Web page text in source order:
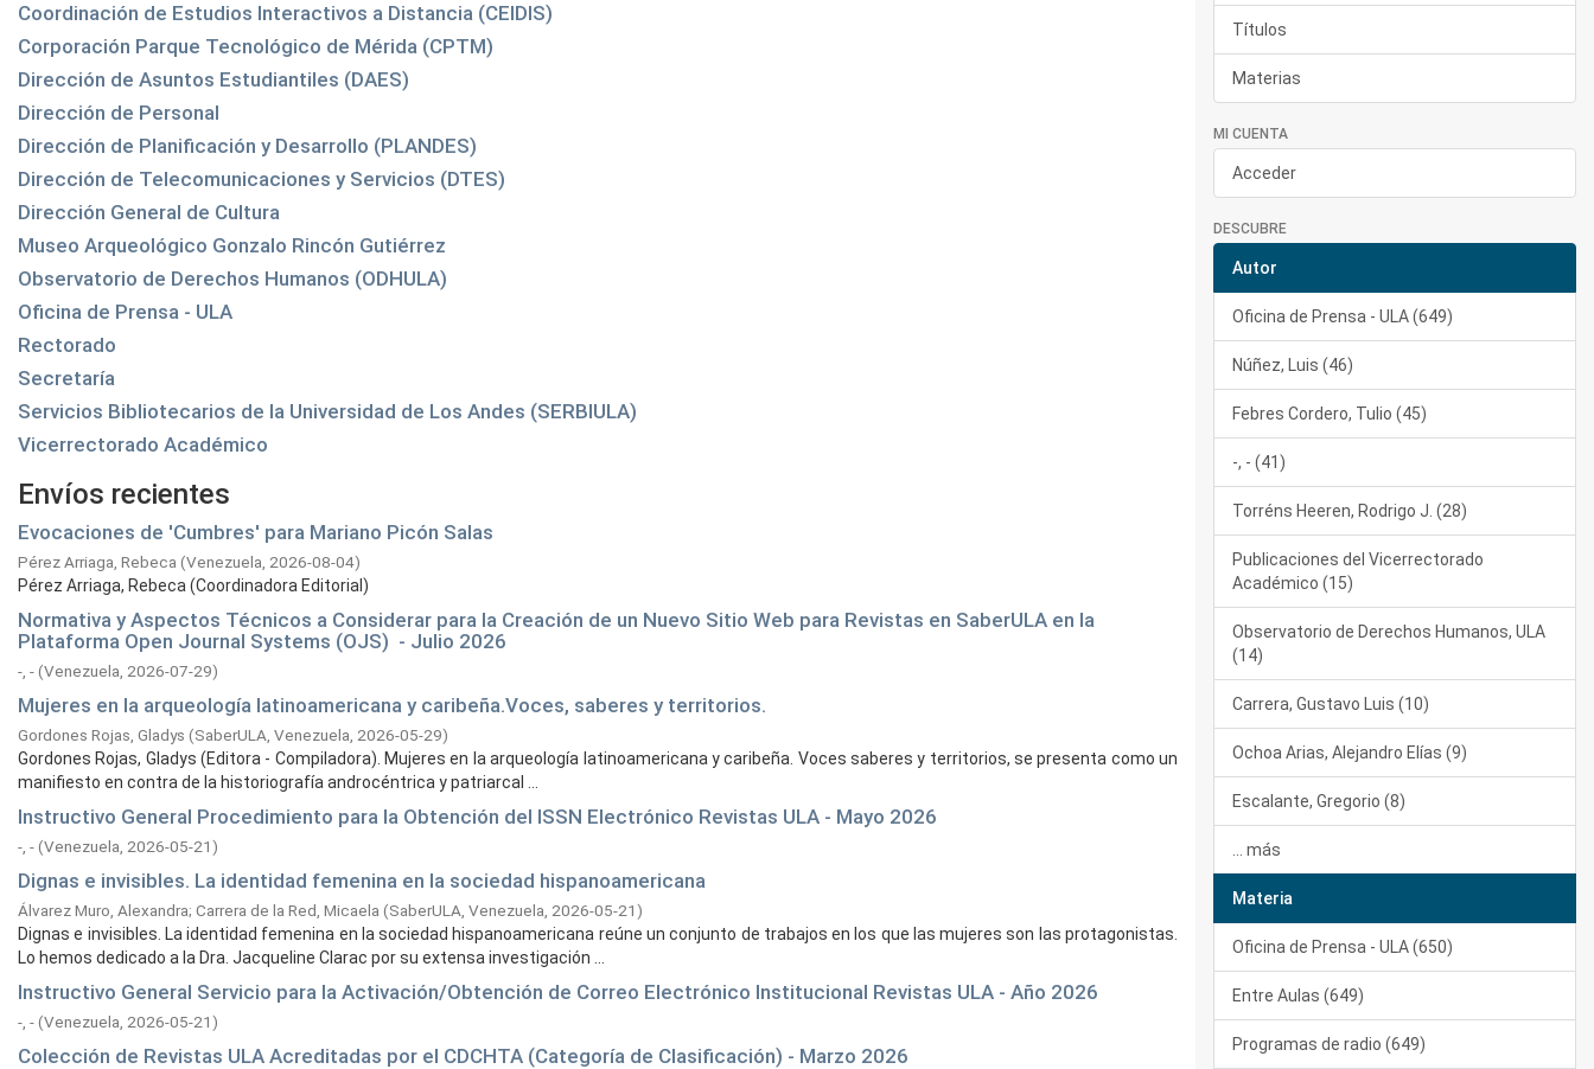
Coordinación de Estudios Interactivos a Distancia (CEIDIS)
Corporación Parque Tecnológico de Mérida (CPTM)
Dirección de Asuntos Estudiantiles (DAES)
Dirección de Personal
Dirección de Planificación y Desarrollo (PLANDES)
Dirección de Telecomunicaciones y Servicios (DTES)
Dirección General de Cultura
Museo Arqueológico Gonzalo Rincón Gutiérrez
Observatorio de Derechos Humanos (ODHULA)
Oficina de Prensa - ULA
Rectorado
Secretaría
Servicios Bibliotecarios de la Universidad de Los Andes (SERBIULA)
Vicerrectorado Académico
Envíos recientes
Evocaciones de 'Cumbres' para Mariano Picón Salas
Pérez Arriaga, Rebeca (Venezuela, 2026-08-04)
Pérez Arriaga, Rebeca (Coordinadora Editorial)
Normativa y Aspectos Técnicos a Considerar para la Creación de un Nuevo Sitio Web para Revistas en SaberULA en la
Plataforma Open Journal Systems (OJS) - Julio 2026
-, -(Venezuela, 2026-07-29)
Mujeres en la arqueología latinoamericana y caribeña.Voces, saberes y territorios.
Gordones Rojas, Gladys (SaberULA, Venezuela, 2026-05-29)
Gordones Rojas, Gladys (Editora - Compiladora). Mujeres en la arqueología latinoamericana y caribeña. Voces saberes y territorios, se presenta como un
manifiesto en contra de la historiografía androcéntrica y patriarcal ...
Instructivo General Procedimiento para la Obtención del ISSN Electrónico Revistas ULA - Mayo 2026
-, -(Venezuela, 2026-05-21)
Dignas e invisibles. La identidad femenina en la sociedad hispanoamericana
Álvarez Muro, Alexandra; Carrera de la Red, Micaela (SaberULA, Venezuela, 2026-05-21)
Dignas e invisibles. La identidad femenina en la sociedad hispanoamericana reúne un conjunto de trabajos en los que las mujeres son las protagonistas.
Lo hemos dedicado a la Dra. Jacqueline Clarac por su extensa investigación ...
Instructivo General Servicio para la Activación/Obtención de Correo Electrónico Institucional Revistas ULA - Año 2026
-, -(Venezuela, 2026-05-21)
Colección de Revistas ULA Acreditadas por el CDCHTA (Categoría de Clasificación) - Marzo 2026
Títulos
Materias
MI CUENTA
Acceder
DESCUBRE
Autor
Oficina de Prensa - ULA (649)
Núñez, Luis (46)
Febres Cordero, Tulio (45)
-, - (41)
Torréns Heeren, Rodrigo J. (28)
Publicaciones del Vicerrectorado
Académico (15)
Observatorio de Derechos Humanos, ULA
(14)
Carrera, Gustavo Luis (10)
Ochoa Arias, Alejandro Elías (9)
Escalante, Gregorio (8)
... más
Materia
Oficina de Prensa - ULA (650)
Entre Aulas (649)
Programas de radio (649)